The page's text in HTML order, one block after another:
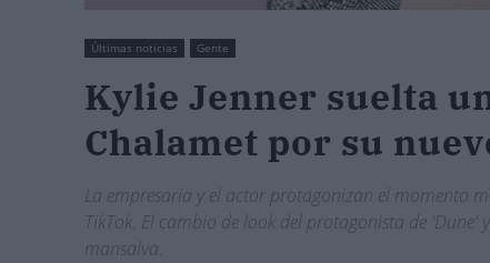
Últimas noticias Gente
Kylie Jenner suelta
Chalamet por su
La empresaria y el actor protagonizan el momento
TikTok. El cambio de look del protagonista de 'Dune'
mansalva.